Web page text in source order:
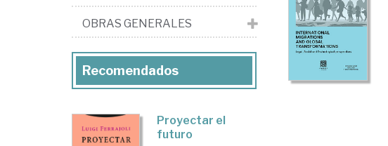
OBRAS GENERALES
Recomendados
Proyectar el
futuro